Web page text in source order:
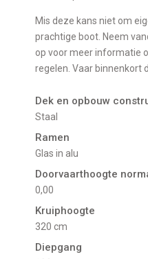
Mis deze kans niet om
prachtige boot. Neem
op voor meer informatie
regelen. Vaar binnenkort
Dek en opbouw
Staal
Ramen
glas in alu
Doorvaarthoogte
0,00
Kruiphoogte
320 cm
Diepgang